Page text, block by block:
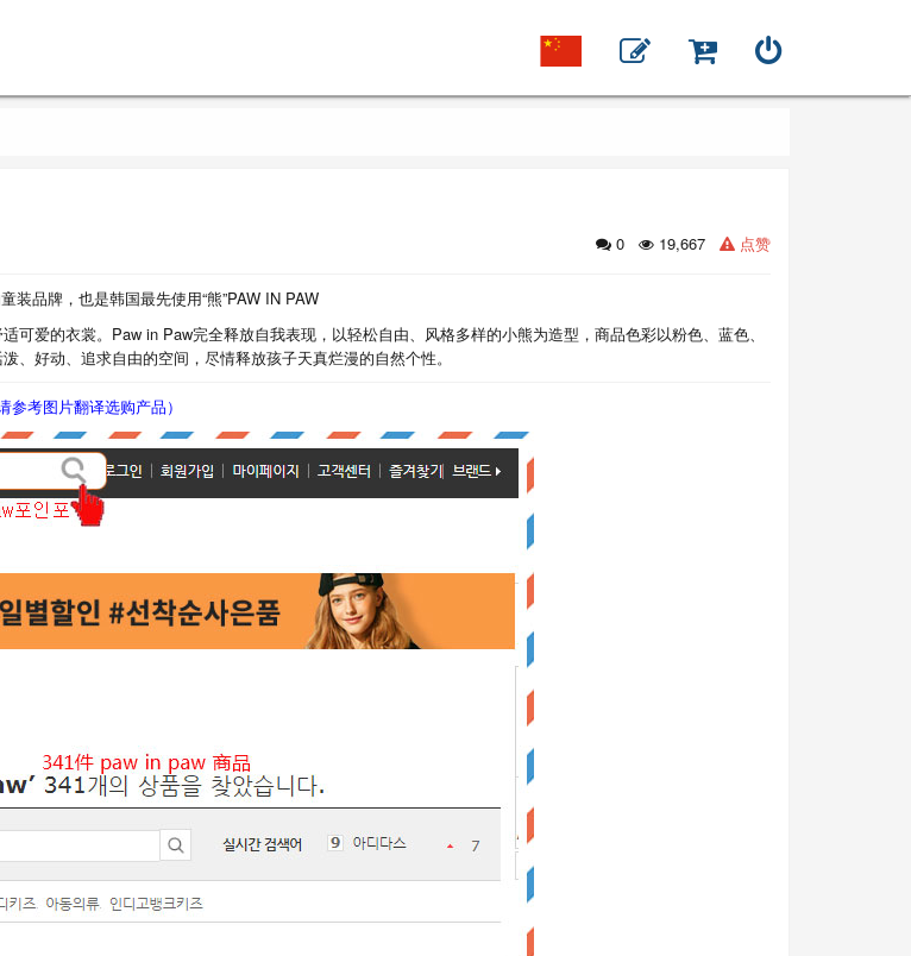
0 19,667 点赞
品牌，也是韩国最先使用“熊”PAW IN PAW
爱的衣裳。Paw in Paw完全释放自我表现，以轻松自由、风格多样的小熊为造型，商品色彩以粉色、蓝色、
好动、追求自由的空间，尽情释放孩子天真烂漫的自然个性。
考图片翻译选购产品）